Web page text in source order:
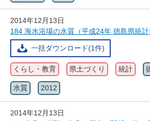
2014年12月13日
184 海水浴場の水質（平成24年 徳島県統計
一括ダウンロード(1件)
くらし・教育 県土づくり 統計
水質 2012
2014年12月13日